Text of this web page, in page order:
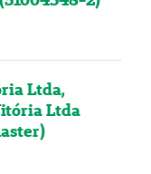
Ltda,
Ltda